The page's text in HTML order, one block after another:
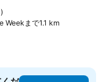
Weekまで1.1 km